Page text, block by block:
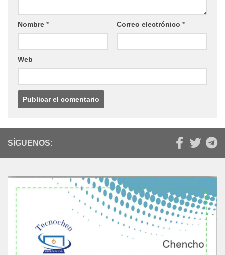
Nombre * Correo electrónico *
Web
SÍGUENOS: